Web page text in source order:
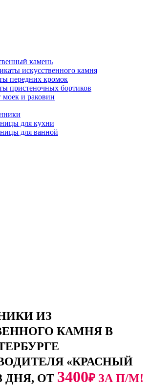
камень
искусственного камня
передних кромок
пристеночных бортиков
моек и раковин
для кухни
для ванной
ИЗ
КАМНЯ В
«КРАСНЫЙ
ДНЯ, ОТ 3400₽ ЗА П/М!